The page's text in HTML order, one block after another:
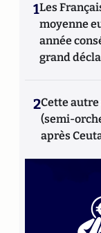
1Les
moyenne
année
grand
2Cette
(semi-
après